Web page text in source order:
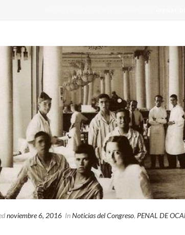
noviembre 6, 2016 InNoticias del Congreso, PENAL DE